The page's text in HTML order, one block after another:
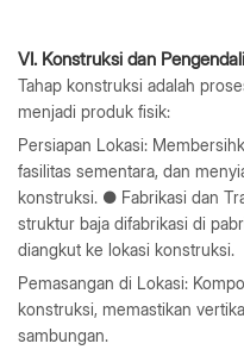
VI. Konstruksi dan
Tahap konstruksi adalah
menjadi produk fisik:
Persiapan Lokasi:
fasilitas sementara, dan
konstruksi. ● Fabrikasi dan
struktur baja difabrikasi di
diangkut ke lokasi konstruksi.
Pemasangan di Lokasi:
konstruksi, memastikan
sambungan.